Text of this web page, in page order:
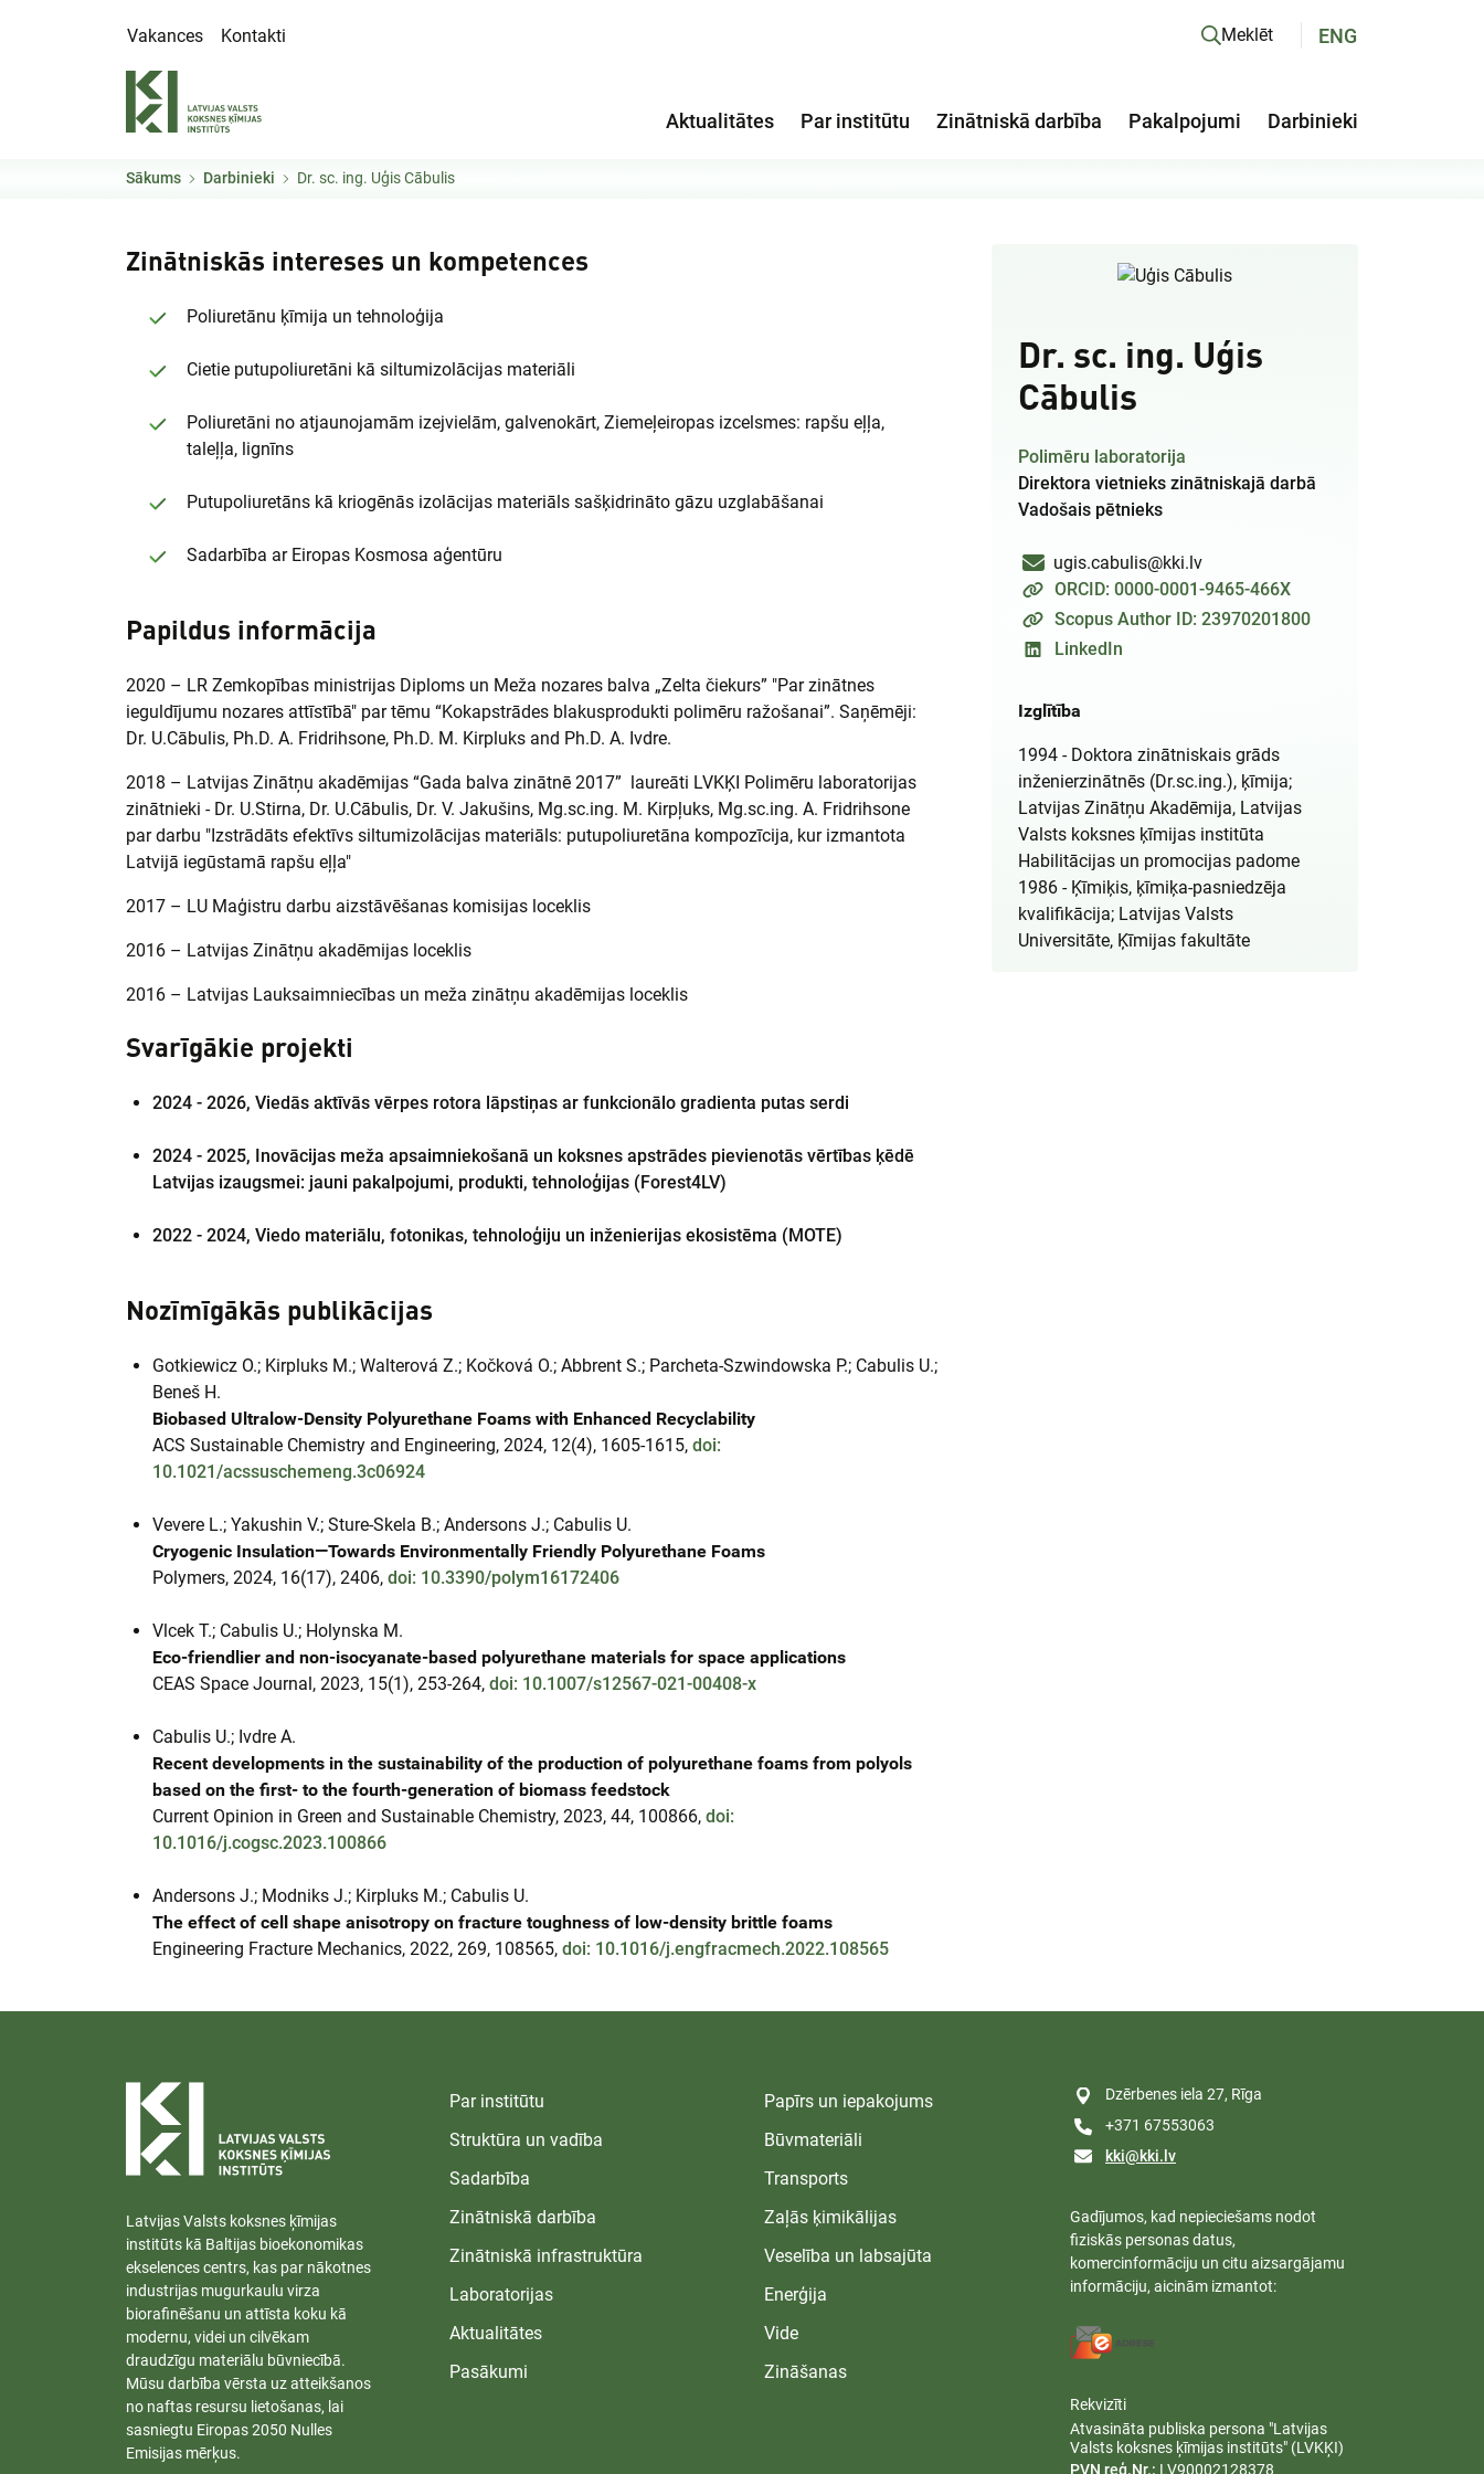
Vakances
Kontakti Meklēt ENG
Aktualitātes Par institūtu Zinātniskā darbība Pakalpojumi Darbinieki
Sākums Darbinieki Dr. sc. ing. Uģis Cābulis
Zinātniskās intereses un kompetences
Poliuretānu ķīmija un tehnoloģija
Cietie putupoliuretāni kā siltumizolācijas materiāli
Poliuretāni no atjaunojamām izejvielām, galvenokārt, Ziemeļeiropas izcelsmes: rapšu eļļa,
taleļļa, lignīns
Putupoliuretāns kā kriogēnās izolācijas materiāls sašķidrināto gāzu uzglabāšanai
Sadarbība ar Eiropas Kosmosa aģentūru
Papildus informācija
2020 – LR Zemkopības ministrijas Diploms un Meža nozares balva „Zelta čiekurs” "Par zinātnes
ieguldījumu nozares attīstībā" par tēmu “Kokapstrādes blakusprodukti polimēru ražošanai”. Saņēmēji:
Dr. U.Cābulis, Ph.D. A. Fridrihsone, Ph.D. M. Kirpluks and Ph.D. A. Ivdre.
2018 – Latvijas Zinātņu akadēmijas “Gada balva zinātnē 2017” laureāti LVKĶI Polimēru laboratorijas
zinātnieki - Dr. U.Stirna, Dr. U.Cābulis, Dr. V. Jakušins, Mg.sc.ing. M. Kirpļuks, Mg.sc.ing. A. Fridrihsone
par darbu "Izstrādāts efektīvs siltumizolācijas materiāls: putupoliuretāna kompozīcija, kur izmantota
Latvijā iegūstamā rapšu eļļa"
2017 – LU Maģistru darbu aizstāvēšanas komisijas loceklis
2016 – Latvijas Zinātņu akadēmijas loceklis
2016 – Latvijas Lauksaimniecības un meža zinātņu akadēmijas loceklis
Svarīgākie projekti
2024 - 2026, Viedās aktīvās vērpes rotora lāpstiņas ar funkcionālo gradienta putas serdi
2024 - 2025, Inovācijas meža apsaimniekošanā un koksnes apstrādes pievienotās vērtības ķēdē
Latvijas izaugsmei: jauni pakalpojumi, produkti, tehnoloģijas (Forest4LV)
2022 - 2024, Viedo materiālu, fotonikas, tehnoloģiju un inženierijas ekosistēma (MOTE)
Nozīmīgākās publikācijas
Gotkiewicz O.; Kirpluks M.; Walterová Z.; Kočková O.; Abbrent S.; Parcheta-Szwindowska P.; Cabulis U.;
Beneš H.
Biobased Ultralow-Density Polyurethane Foams with Enhanced Recyclability
ACS Sustainable Chemistry and Engineering, 2024, 12(4), 1605-1615, doi:
10.1021/acssuschemeng.3c06924
Vevere L.; Yakushin V.; Sture-Skela B.; Andersons J.; Cabulis U.
Cryogenic Insulation—Towards Environmentally Friendly Polyurethane Foams
Polymers, 2024, 16(17), 2406, doi: 10.3390/polym16172406
Vlcek T.; Cabulis U.; Holynska M.
Eco-friendlier and non-isocyanate-based polyurethane materials for space applications
CEAS Space Journal, 2023, 15(1), 253-264, doi: 10.1007/s12567-021-00408-x
Cabulis U.; Ivdre A.
Recent developments in the sustainability of the production of polyurethane foams from polyols
based on the first- to the fourth-generation of biomass feedstock
Current Opinion in Green and Sustainable Chemistry, 2023, 44, 100866, doi:
10.1016/j.cogsc.2023.100866
Andersons J.; Modniks J.; Kirpluks M.; Cabulis U.
The effect of cell shape anisotropy on fracture toughness of low-density brittle foams
Engineering Fracture Mechanics, 2022, 269, 108565, doi: 10.1016/j.engfracmech.2022.108565
Dr. sc. ing. Uģis
Cābulis
Polimēru laboratorija
Direktora vietnieks zinātniskajā darbā
Vadošais pētnieks
ugis.cabulis@kki.lv
ORCID: 0000-0001-9465-466X
Scopus Author ID: 23970201800
LinkedIn
Izglītība
1994 - Doktora zinātniskais grāds
inženierzinātnēs (Dr.sc.ing.), ķīmija;
Latvijas Zinātņu Akadēmija, Latvijas
Valsts koksnes ķīmijas institūta
Habilitācijas un promocijas padome
1986 - Ķīmiķis, ķīmiķa-pasniedzēja
kvalifikācija; Latvijas Valsts
Universitāte, Ķīmijas fakultāte
Latvijas Valsts koksnes ķīmijas
institūts kā Baltijas bioekonomikas
ekselences centrs, kas par nākotnes
industrijas mugurkaulu virza
biorafinēšanu un attīsta koku kā
modernu, videi un cilvēkam
draudzīgu materiālu būvniecībā.
Mūsu darbība vērsta uz atteikšanos
no naftas resursu lietošanas, lai
sasniegtu Eiropas 2050 Nulles
Emisijas mērķus.
Par institūtu
Struktūra un vadība
Sadarbība
Zinātniskā darbība
Zinātniskā infrastruktūra
Laboratorijas
Aktualitātes
Pasākumi
Papīrs un iepakojums
Būvmateriāli
Transports
Zaļās ķimikālijas
Veselība un labsajūta
Enerģija
Vide
Zināšanas
Dzērbenes iela 27, Rīga
+371 67553063
kki@kki.lv
Gadījumos, kad nepieciešams nodot
fiziskās personas datus,
komercinformāciju un citu aizsargājamu
informāciju, aicinām izmantot:
Rekvizīti
Atvasināta publiska persona "Latvijas
Valsts koksnes ķīmijas institūts" (LVKĶI)
PVN reģ.Nr.: LV90002128378